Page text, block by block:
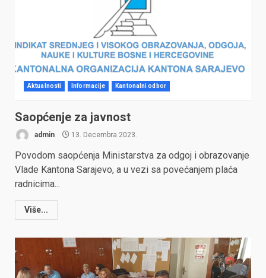
Aktualnosti Informacije Kantonalni odbor
Saopćenje za javnost
admin 13. Decembra 2023.
Povodom saopćenja Ministarstva za odgoj i obrazovanje
Vlade Kantona Sarajevo, a u vezi sa povećanjem plaća
radnicima...
Više...